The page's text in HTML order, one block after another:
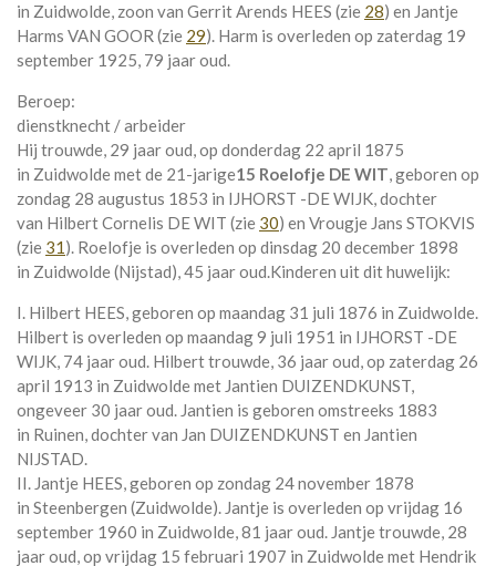
in Zuidwolde, zoon van Gerrit Arends HEES (zie 28) en Jantje
Harms VAN GOOR (zie 29). Harm is overleden op zaterdag 19
september 1925, 79 jaar oud.
Beroep:
dienstknecht / arbeider
Hij trouwde, 29 jaar oud, op donderdag 22 april 1875
in Zuidwoldemet de 21-jarige15 Roelofje DE WIT, geboren op
zondag 28 augustus 1853 in IJHORST -DE WIJK, dochter
van Hilbert Cornelis DE WIT (zie 30) en Vrougje Jans STOKVIS
(zie 31). Roelofje is overleden op dinsdag 20 december 1898
in Zuidwolde (Nijstad), 45 jaar oud.Kinderen uit dit huwelijk:
I. Hilbert HEES, geboren op maandag 31 juli 1876 in Zuidwolde.
Hilbert is overleden op maandag 9 juli 1951 in IJHORST -DE
WIJK, 74 jaar oud. Hilbert trouwde, 36 jaar oud, op zaterdag 26
april 1913 in Zuidwoldemet Jantien DUIZENDKUNST,
ongeveer 30 jaar oud. Jantien is geboren omstreeks 1883
in Ruinen, dochter van Jan DUIZENDKUNST en Jantien
NIJSTAD.
II. Jantje HEES, geboren op zondag 24 november 1878
in Steenbergen (Zuidwolde). Jantje is overleden op vrijdag 16
september 1960 in Zuidwolde, 81 jaar oud. Jantje trouwde, 28
jaar oud, op vrijdag 15 februari 1907 in Zuidwoldemet Hendrik